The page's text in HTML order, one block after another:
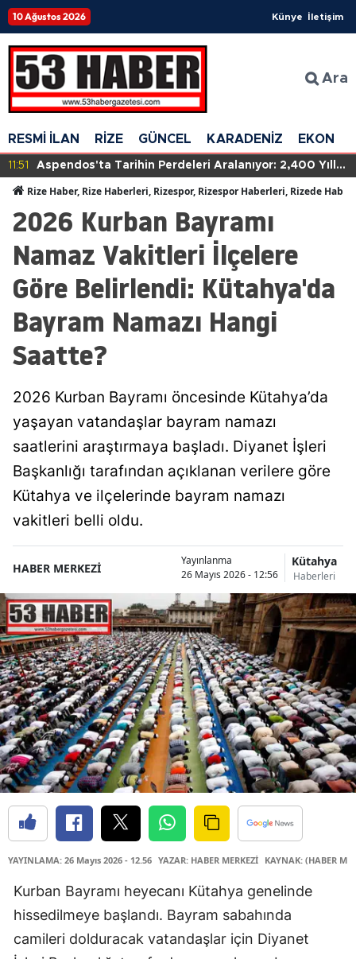
10 Ağustos 2026 Künye İletişim
Ara
RESMİ İLAN RİZE GÜNCEL KARADENİZ
11:51
Aspendos'ta Tarihin Perdeleri Aralanıyor: 2,400 Yıllık
Rize Haber, Rize Haberleri, Rizespor, Rizespor Haberleri, Rizede
2026 Kurban Bayramı
Namaz Vakitleri İlçelere
Göre Belirlendi: Kütahya'da
Bayram Namazı Hangi
Saatte?
2026 Kurban Bayramı öncesinde Kütahya’da
yaşayan vatandaşlar bayram namazı
saatlerini araştırmaya başladı. Diyanet İşleri
Başkanlığı tarafından açıklanan verilere göre
Kütahya ve ilçelerinde bayram namazı
vakitleri belli oldu.
HABER MERKEZİ
Yayınlanma
26 Mayıs 2026 - 12:56
Kütahya
Haberleri
YAYINLAMA: 26 Mayıs 2026 - 12.56 YAZAR: HABER MERKEZİ KAYNAK: (HABER
Kurban Bayramı heyecanı Kütahya genelinde
hissedilmeye başlandı. Bayram sabahında
camileri dolduracak vatandaşlar için Diyanet